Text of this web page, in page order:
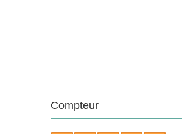
Compteur